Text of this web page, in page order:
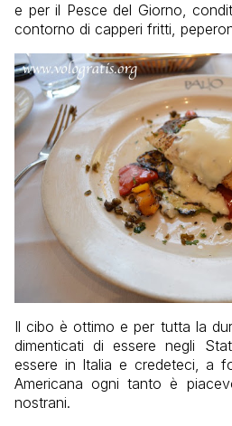
e per il Pesce del Giorno,
contorno di capperi fritti,
Il cibo è ottimo e per tutta la
dimenticati di essere negli
essere in Italia e credeteci, a
Americana ogni tanto è
nostrani.